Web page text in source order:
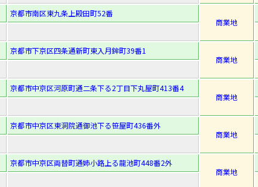
京都市南区東九条上殿田町52番
商業地
京都市下京区四条通新町東入月鉾町39番1
商業地
京都市中京区河原町通二条下る2丁目下丸屋町413番4
商業地
京都市中京区東洞院通御池下る笹屋町436番外
商業地
京都市中京区両替町通姉小路上る龍池町448番2外
商業地